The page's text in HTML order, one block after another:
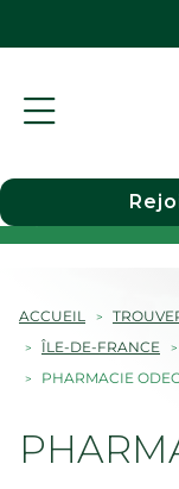
Choisir
ACCUEIL
ÎLE-DE-FRANCE
PHARMACIE